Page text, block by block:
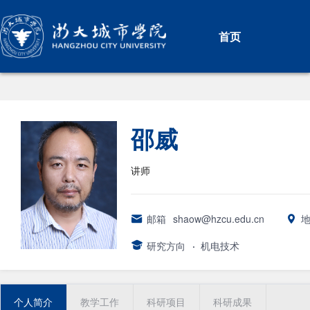
首页
邵威
讲师
邮箱 shaow@hzcu.edu.cn
研究方向
· 机电技术
个人简介 教学工作 科研项目 科研成果